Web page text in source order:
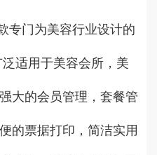
专门为美容行业设计的
适用于美容会所，美
大的会员管理，套餐管
的票据打印，简洁实用